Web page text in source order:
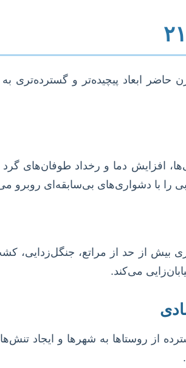
حاضر ابعاد پیچیده‌تر و
افزایش دما و رخداد طوفان‌های
را با دشواری‌های بی‌سابقه‌ای روبرو
بیش از حد از مراتع،
می‌کند.
روستاها به شهرها و ایجاد